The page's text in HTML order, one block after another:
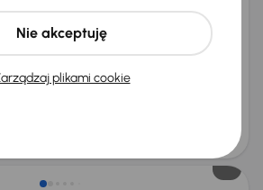
VVT-i Salon Polska
Automat
Cena promocyjna
62 000 zł
plikami cookie
Nie akceptuję